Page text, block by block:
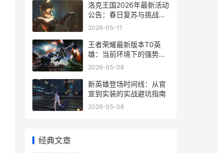
洛克王国2026年最新活动
公告：春日复苏与挑战更
新
2026-05-11
王者荣耀最新版本T0英
雄：当前环境下的强势选
择
2026-05-08
新英雄登场时间线：从官
宣到实装的实战避坑指南
2026-05-08
经典文章